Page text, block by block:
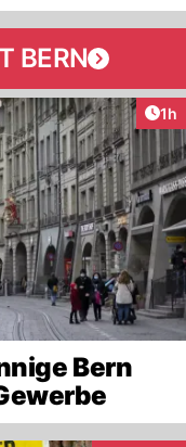
BERN
1h
Bern